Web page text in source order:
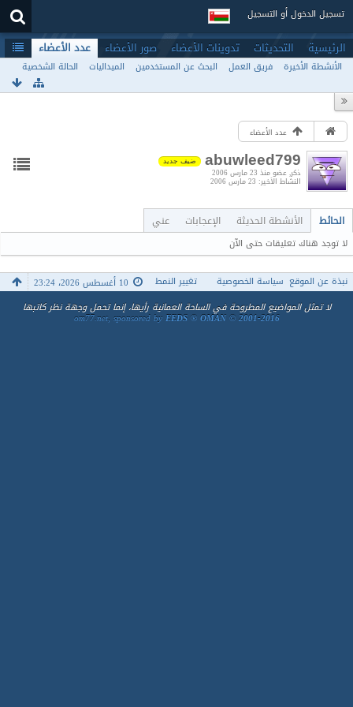
تسجيل الدخول أو التسجيل
الرئيسية التحديثات تدوينات الأعضاء صور الأعضاء عدد الأعضاء
الأنشطة الأخيرة فريق العمل البحث عن المستخدمين الميداليات الحالة الشخصية
عدد الأعضاء
abuwleed799 ضيف جديد
ذكر عضو منذ 23 مارس 2006
النشاط الأخير 23 مارس 2006
الحائط الأنشطة الحديثة الإعجابات عني
لا توجد هناك تعليقات حتى الآن
نبذة عن الموقع سياسة الخصوصية 10 أغسطس 2026، 23:24
تغيير النمط
لا تمثل المواضيع المطروحة في الساحة العمانية رأيها، إنما تحمل وجهة نظر كاتبها
om77.net, sponsored byEEDS ® OMAN © 2001-2016